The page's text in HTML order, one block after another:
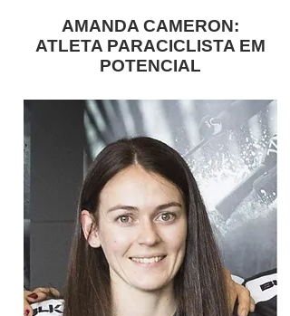
AMANDA CAMERON:
ATLETA PARACICLISTA EM
POTENCIAL